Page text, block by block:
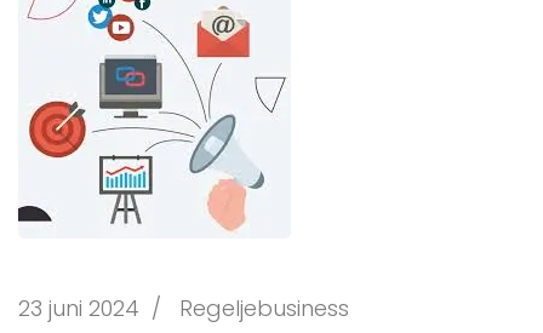
23 juni 2024 / Regeljebusiness